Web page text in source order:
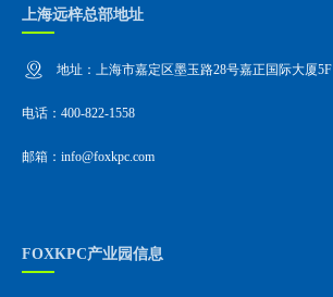
上海远梓总部地址
地址：上海市嘉定区墨玉路28号嘉正国际大厦5F
电话：400-822-1558
邮箱：info@foxkpc.com
FOXKPC产业园信息